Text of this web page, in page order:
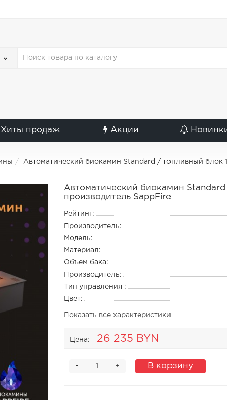
Хиты продаж Акции
Автоматический биокамин Standard / топливный блок
Автоматический биокамин
производитель SappFire
Рейтинг:
Производитель:
Модель:
Материал:
Объем бака:
Производитель:
Тип управления :
Цвет:
Показать все характеристики
Цена: 26 235 BYN
+
- В корзину